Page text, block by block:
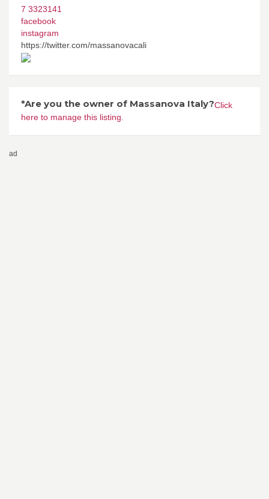
7 3323141
facebook
instagram
https://twitter.com/massanovacali
*Are you the owner of Massanova Italy?Click
here to manage this listing.
ad